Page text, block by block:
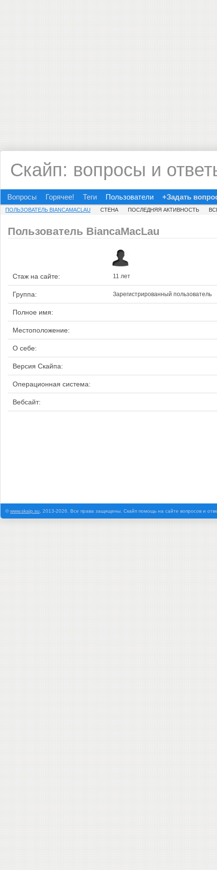
Скайп: вопросы и
Вопросы Горячее! Теги Пользователи +Задать
ПОЛЬЗОВАТЕЛЬ BIANCAMACLAU СТЕНА ПОСЛЕДНЯЯ АКТИВНОСТЬ
Пользователь BiancaMacLau
Стаж на сайте: 11 лет
Группа: Зарегистрированный пользователь
Полное имя:
Местоположение:
О себе:
Версия Скайпа:
Операционная система:
Вебсайт:
©www.skaip.su , 2013-2026. Все права защищены. Скайп помощь на сайте вопросов и